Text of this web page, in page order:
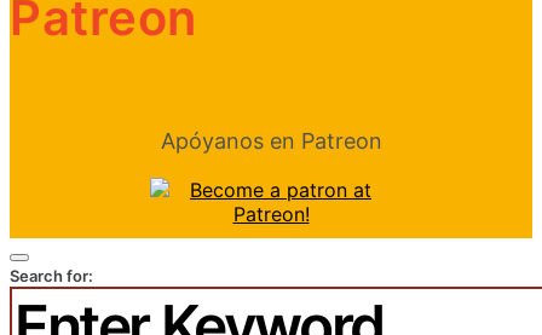
Patreon
Apóyanos en Patreon
Search for: